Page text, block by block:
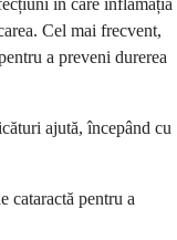
Cel mai frecvent,
a preveni durerea
ajută, începând cu
cataractă pentru a